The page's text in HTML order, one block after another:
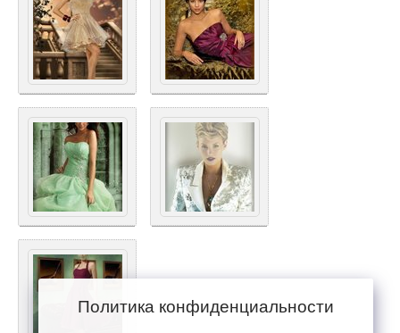
Политика конфиденциальности